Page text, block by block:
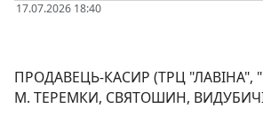
17.07.2026 18:40
ПРОДАВЕЦЬ-КАСИР (ТРЦ "ЛАВІНА",
М. ТЕРЕМКИ, СВЯТОШИН,